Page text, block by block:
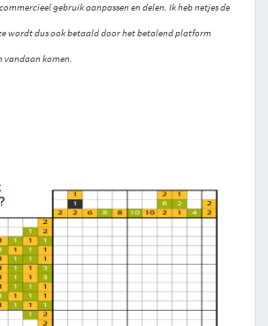
gebruik aanpassen en delen. Ik heb netjes de
wordt dus ook betaald door het betalend platform
vandaan komen.